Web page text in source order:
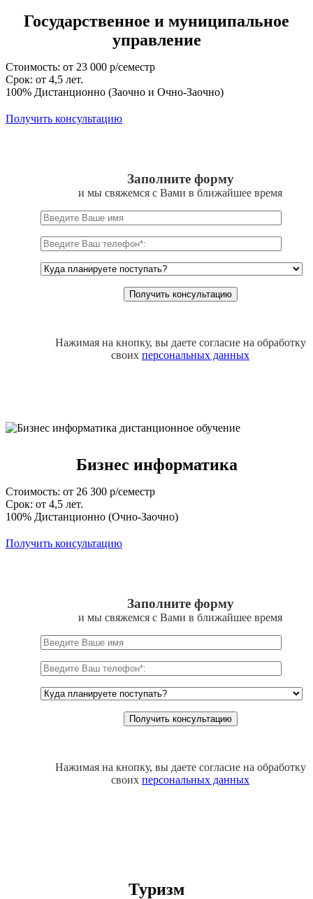
Государственное и муниципальное
управление
Стоимость: от 23 000 р/семестр
Срок: от 4,5 лет.
100% Дистанционно (Заочно и Очно-Заочно)
Получить консультацию
Заполните форму
и мы свяжемся с Вами в ближайшее время
Нажимая на кнопку, вы даете согласие на обработку
своих персональных данных
Бизнес информатика
Стоимость: от 26 300 р/семестр
Срок: от 4,5 лет.
100% Дистанционно (Очно-Заочно)
Получить консультацию
Заполните форму
и мы свяжемся с Вами в ближайшее время
Нажимая на кнопку, вы даете согласие на обработку
своих персональных данных
Туризм